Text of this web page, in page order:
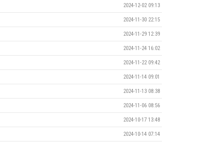
2024-12-02 09:13
2024-11-30 22:15
2024-11-29 12:39
2024-11-24 16:02
2024-11-22 09:42
2024-11-14 09:01
2024-11-13 08:38
2024-11-06 08:56
2024-10-17 13:48
2024-10-14 07:14